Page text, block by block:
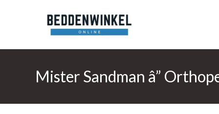
Mister Sandman â”